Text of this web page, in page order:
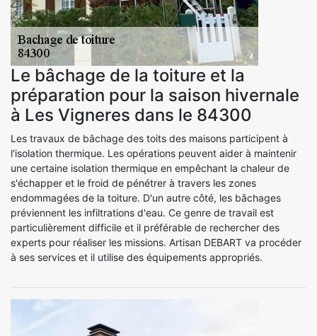
Le bâchage de la toiture et la
préparation pour la saison hivernale
à Les Vigneres dans le 84300
Les travaux de bâchage des toits des maisons participent à
l'isolation thermique. Les opérations peuvent aider à maintenir
une certaine isolation thermique en empêchant la chaleur de
s'échapper et le froid de pénétrer à travers les zones
endommagées de la toiture. D'un autre côté, les bâchages
préviennent les infiltrations d'eau. Ce genre de travail est
particulièrement difficile et il préférable de rechercher des
experts pour réaliser les missions. Artisan DEBART va procéder
à ses services et il utilise des équipements appropriés.